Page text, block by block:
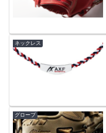
ネックレス
グローブ